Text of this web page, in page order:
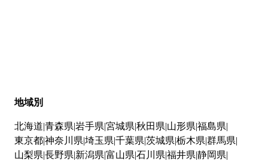
地域別
北海道 青森県 岩手県 宮城県 秋田県 山形県 福島県
東京都神奈川県 埼玉県 千葉県 茨城県 栃木県 群馬県
山梨県 長野県 新潟県 富山県 石川県 福井県 静岡県